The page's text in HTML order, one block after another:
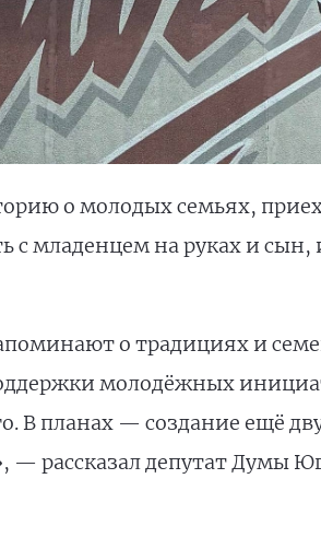
о молодых семьях,
с младенцем на руках и
о традициях и
молодёжных
В планах — создание ещё
— рассказал депутат Думы